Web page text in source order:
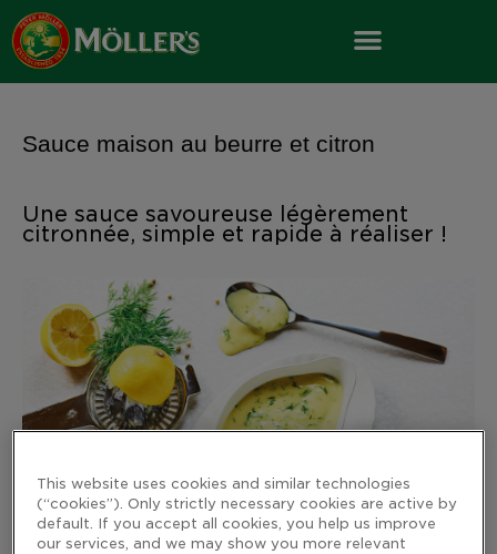
Skip
to
content
Sauce maison au beurre et citron
Une sauce savoureuse légèrement
citronnée, simple et rapide à réaliser !
This website uses cookies and similar technologies
(“cookies”). Only strictly necessary cookies are active by
default. If you accept all cookies, you help us improve
our services, and we may show you more relevant